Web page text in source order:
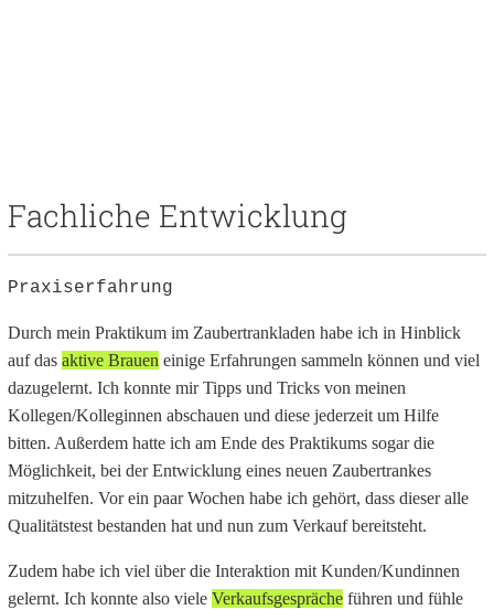
Fachliche Entwicklung
Praxiserfahrung
Durch mein Praktikum im Zaubertrankladen habe ich in Hinblick
auf dasaktive Brauen einige Erfahrungen sammeln können und viel
dazugelernt. Ich konnte mir Tipps und Tricks von meinen
Kollegen/Kolleginnen abschauen und diese jederzeit um Hilfe
bitten. Außerdem hatte ich am Ende des Praktikums sogar die
Möglichkeit, bei der Entwicklung eines neuen Zaubertrankes
mitzuhelfen. Vor ein paar Wochen habe ich gehört, dass dieser alle
Qualitätstest bestanden hat und nun zum Verkauf bereitsteht.
Zudem habe ich viel über die Interaktion mit Kunden/Kundinnen
gelernt. Ich konnte also vieleVerkaufsgespräche führen und fühle